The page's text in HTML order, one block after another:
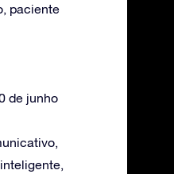
paciente
de junho